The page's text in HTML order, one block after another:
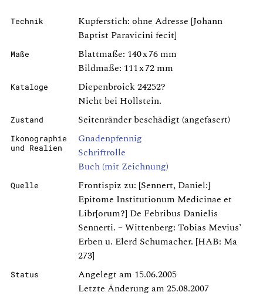
Technik
Kupferstich: ohne Adresse [Johann
Baptist Paravicini fecit]
Maße
Blattmaße: 140 x 76 mm
Bildmaße: 111 x 72 mm
Kataloge
Diepenbroick 24252?
Nicht bei Hollstein.
Zustand Seitenränder beschädigt (angefasert)
Ikonographie
und Realien
Gnadenpfennig
Schriftrolle
Buch (mit Zeichnung)
Quelle
Frontispiz zu: [Sennert, Daniel:]
Epitome Institutionum Medicinae et
Libr[orum?] De Febribus Danielis
Sennerti. – Wittenberg: Tobias Mevius’
Erben u. Elerd Schumacher. [HAB: Ma
273]
Status
Angelegt am 15.06.2005
Letzte Änderung am 25.08.2007